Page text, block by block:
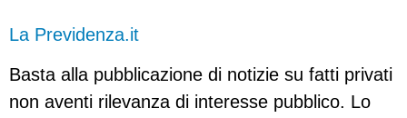
La Previdenza.it
Basta alla pubblicazione di notizie su fatti privati
non aventi rilevanza di interesse pubblico. Lo